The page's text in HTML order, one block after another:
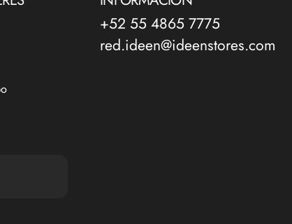
+52 55 4865 7775
red.ideen@ideenstores.com